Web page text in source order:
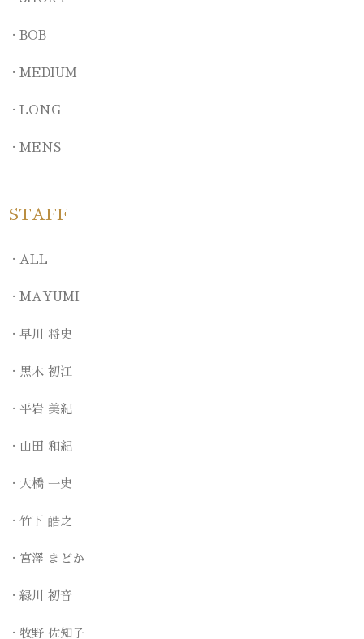
BOB
MEDIUM
LONG
MENS
STAFF
ALL
MAYUMI
早川 将史
黒木 初江
平岩 美紀
山田 和紀
大橋 一史
竹下 皓之
宮澤 まどか
緑川 初音
牧野 佐知子